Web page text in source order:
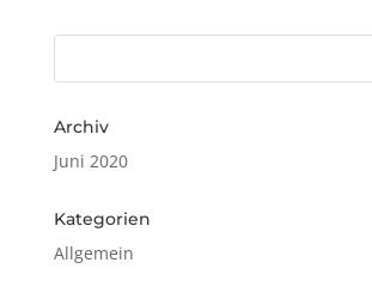
Archiv
Juni 2020
Kategorien
Allgemein